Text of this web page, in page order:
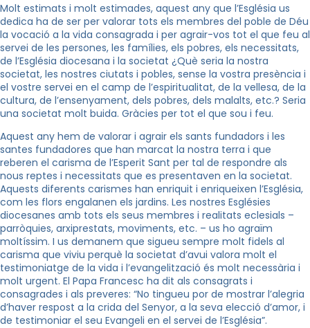
Molt estimats i molt estimades, aquest any que l’Església us
dedica ha de ser per valorar tots els membres del poble de Déu
la vocació a la vida consagrada i per agrair-vos tot el que feu al
servei de les persones, les famílies, els pobres, els necessitats,
de l’Església diocesana i la societat ¿Què seria la nostra
societat, les nostres ciutats i pobles, sense la vostra presència i
el vostre servei en el camp de l’espiritualitat, de la vellesa, de la
cultura, de l’ensenyament, dels pobres, dels malalts, etc.? Seria
una societat molt buida. Gràcies per tot el que sou i feu.
Aquest any hem de valorar i agrair els sants fundadors i les
santes fundadores que han marcat la nostra terra i que
reberen el carisma de l’Esperit Sant per tal de respondre als
nous reptes i necessitats que es presentaven en la societat.
Aquests diferents carismes han enriquit i enriqueixen l’Església,
com les flors engalanen els jardins. Les nostres Esglésies
diocesanes amb tots els seus membres i realitats eclesials –
parròquies, arxiprestats, moviments, etc. – us ho agraïm
moltíssim. I us demanem que sigueu sempre molt fidels al
carisma que viviu perquè la societat d’avui valora molt el
testimoniatge de la vida i l’evangelització és molt necessària i
molt urgent. El Papa Francesc ha dit als consagrats i
consagrades i als preveres: “No tingueu por de mostrar l’alegria
d’haver respost a la crida del Senyor, a la seva elecció d’amor, i
de testimoniar el seu Evangeli en el servei de l’Església”.